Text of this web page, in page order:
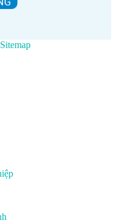
Sitemap